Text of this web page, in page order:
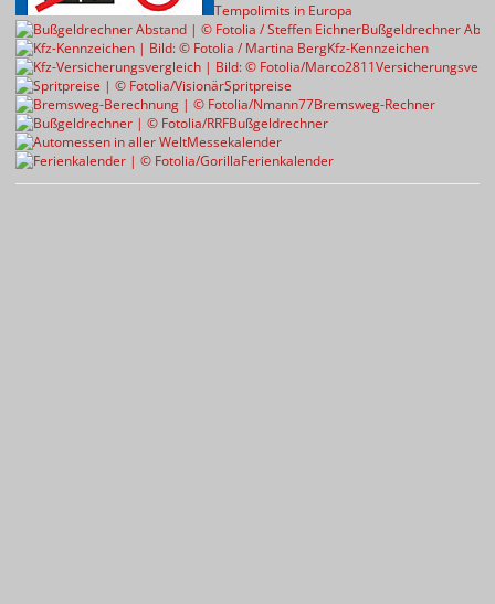
Tempolimits in Europa
Bußgeldrechner
Kfz-Kennzeichen
Spritpreise
Bremsweg-Rechner
Bußgeldrechner
Messekalender
Ferienkalender